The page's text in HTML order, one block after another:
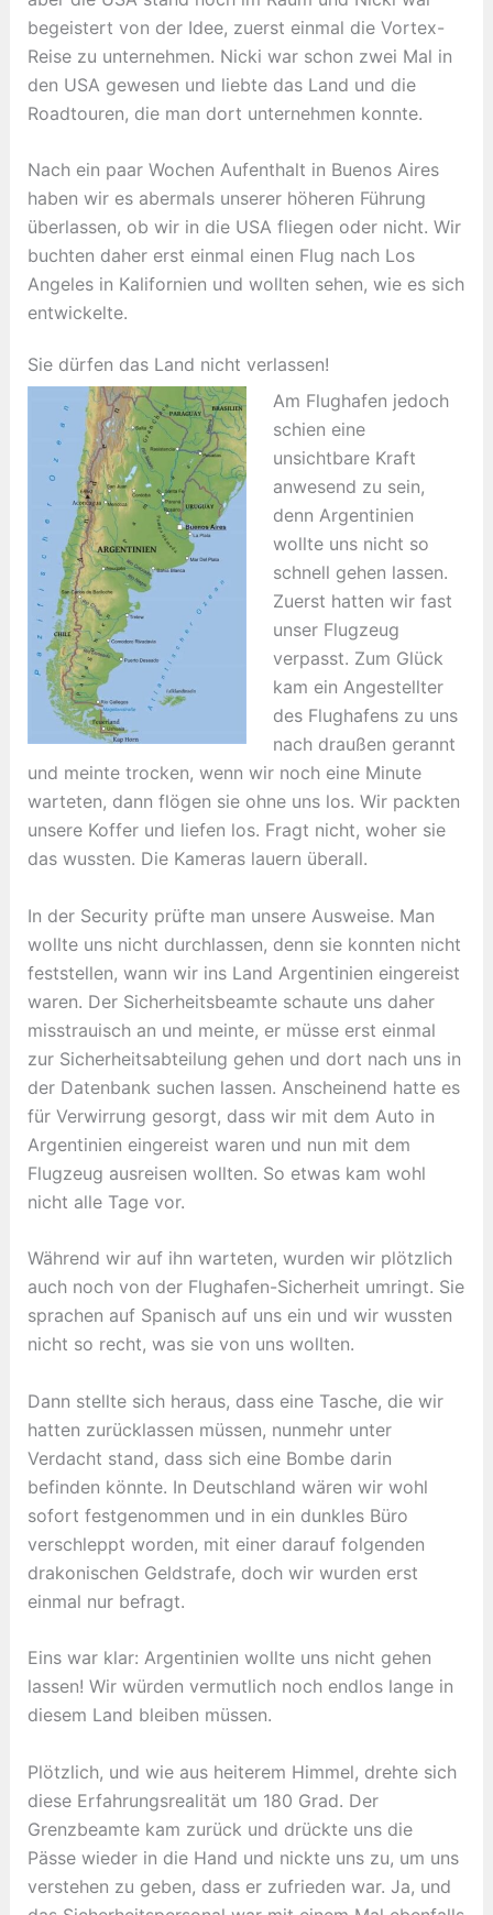
begeistert von der Idee, zuerst einmal die Vortex-
Reise zu unternehmen. Nicki war schon zwei Mal in
den USA gewesen und liebte das Land und die
Roadtouren, die man dort unternehmen konnte.
Nach ein paar Wochen Aufenthalt in Buenos Aires
haben wir es abermals unserer höheren Führung
überlassen, ob wir in die USA fliegen oder nicht. Wir
buchten daher erst einmal einen Flug nach Los
Angeles in Kalifornien und wollten sehen, wie es sich
entwickelte.
Sie dürfen das Land nicht verlassen!
Am Flughafen jedoch
schien eine
unsichtbare Kraft
anwesend zu sein,
denn Argentinien
wollte uns nicht so
schnell gehen lassen.
Zuerst hatten wir fast
unser Flugzeug
verpasst. Zum Glück
kam ein Angestellter
des Flughafens zu uns
nach draußen gerannt
und meinte trocken, wenn wir noch eine Minute
warteten, dann flögen sie ohne uns los. Wir packten
unsere Koffer und liefen los. Fragt nicht, woher sie
das wussten. Die Kameras lauern überall.
In der Security prüfte man unsere Ausweise. Man
wollte uns nicht durchlassen, denn sie konnten nicht
feststellen, wann wir ins Land Argentinien eingereist
waren. Der Sicherheitsbeamte schaute uns daher
misstrauisch an und meinte, er müsse erst einmal
zur Sicherheitsabteilung gehen und dort nach uns in
der Datenbank suchen lassen. Anscheinend hatte es
für Verwirrung gesorgt, dass wir mit dem Auto in
Argentinien eingereist waren und nun mit dem
Flugzeug ausreisen wollten. So etwas kam wohl
nicht alle Tage vor.
Während wir auf ihn warteten, wurden wir plötzlich
auch noch von der Flughafen-Sicherheit umringt. Sie
sprachen auf Spanisch auf uns ein und wir wussten
nicht so recht, was sie von uns wollten.
Dann stellte sich heraus, dass eine Tasche, die wir
hatten zurücklassen müssen, nunmehr unter
Verdacht stand, dass sich eine Bombe darin
befinden könnte. In Deutschland wären wir wohl
sofort festgenommen und in ein dunkles Büro
verschleppt worden, mit einer darauf folgenden
drakonischen Geldstrafe, doch wir wurden erst
einmal nur befragt.
Eins war klar: Argentinien wollte uns nicht gehen
lassen! Wir würden vermutlich noch endlos lange in
diesem Land bleiben müssen.
Plötzlich, und wie aus heiterem Himmel, drehte sich
diese Erfahrungsrealität um 180 Grad. Der
Grenzbeamte kam zurück und drückte uns die
Pässe wieder in die Hand und nickte uns zu, um uns
verstehen zu geben, dass er zufrieden war. Ja, und